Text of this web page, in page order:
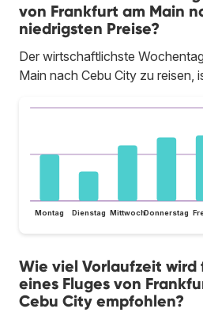
von Frankfurt am Main
niedrigsten Preise?
Der wirtschaftlichste
Main nach Cebu City zu reisen,
Montag Dienstag MittwochDonnerstag
Wie viel Vorlaufzeit wird
eines Fluges von
Cebu City empfohlen?